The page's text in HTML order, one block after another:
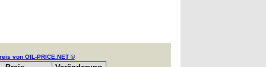
von OIL-PRICE.NET ©